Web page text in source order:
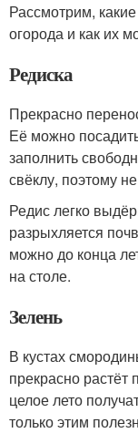
Рассмотрим,
огорода и как их
Редиска
Прекрасно
Её можно
заполнить
свёклу, поэтому
Редис легко
разрыхляется
можно до конца
на столе.
Зелень
В кустах
прекрасно
целое лето
только этим